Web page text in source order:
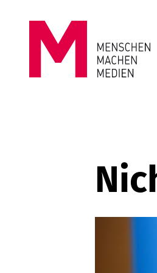
MEDIEN